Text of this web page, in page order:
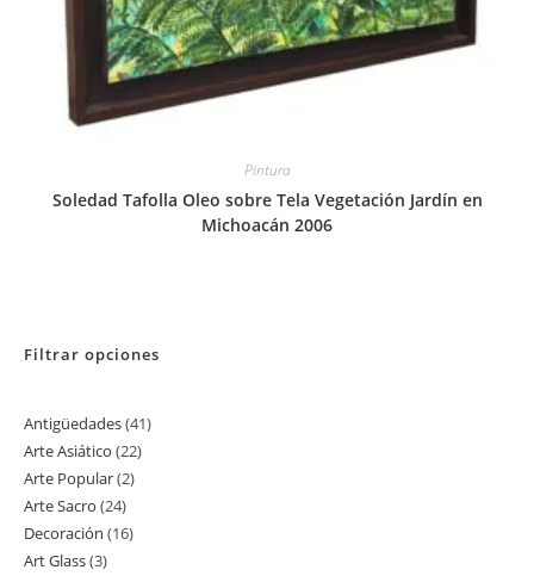
Pintura
Soledad Tafolla Oleo sobre Tela Vegetación Jardín en
Michoacán 2006
Filtrar opciones
Antigüedades 4141
Arte Asiático 2222
Arte Popular 22
Arte Sacro 2424
productos
Decoración 1616
Art Glass 33